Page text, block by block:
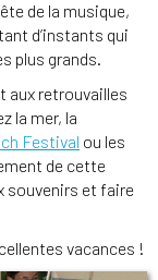
de la musique,
d’instants qui
plus grands.
aux retrouvailles
la mer, la
Festival ou les
de cette
souvenirs et faire
vacances !